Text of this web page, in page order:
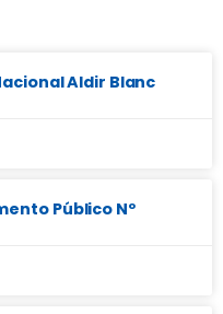
Aldir Blanc
Público Nº